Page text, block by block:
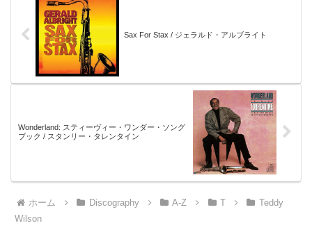
Sax For Stax / ジェラルド・アルブライト
Wonderland: スティーヴィー・ワンダー・ソング
ブック / スタンリー・タレンタイン
ホーム Discography A-Z T
Teddy
Wilson